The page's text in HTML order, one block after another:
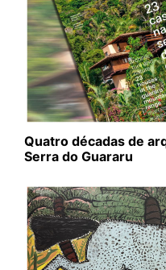
Quatro décadas de
Serra do Guararu